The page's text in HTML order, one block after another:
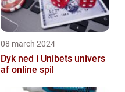
08 march 2024
Dyk ned i Unibets univers
af online spil